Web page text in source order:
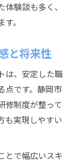
験談も多く、
。
と将来性
は、安定した職
点です。静岡市
修制度が整って
も実現しやすい
とで幅広いスキ